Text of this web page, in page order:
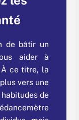
de bâtir un
aider à
ce titre, la
vers une
de